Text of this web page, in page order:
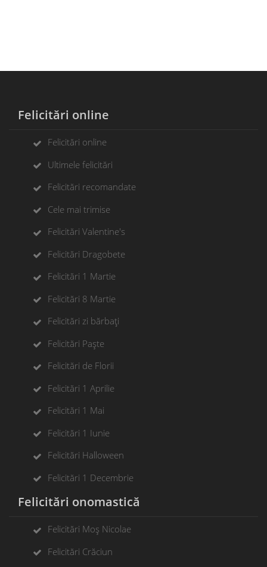
Felicitări online
Felicitări online
Ultimele felicitări
Felicitări recomandate
Cele mai trimise
Felicitări Valentine's
Felicitări Dragobete
Felicitări 1 Martie
Felicitări 8 Martie
Felicitări zi bărbați
Felicitări Paște
Felicitări de Florii
Felicitări 1 Aprilie
Felicitări 1 Mai
Felicitări 1 Iunie
Felicitări Halloween
Felicitări 1 Decembrie
Felicitări onomastică
Felicitări Moș Nicolae
Felicitări Crăciun